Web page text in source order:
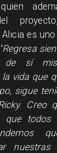
es
"Regresa
de sí
vida que
sigue
Creo
que todos
nuestras